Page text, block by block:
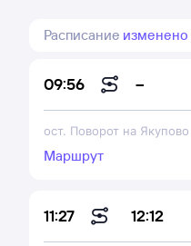
Расписание изменено
09:56 –
ост. Поворот на Якупово
Маршрут
11:27 12:12